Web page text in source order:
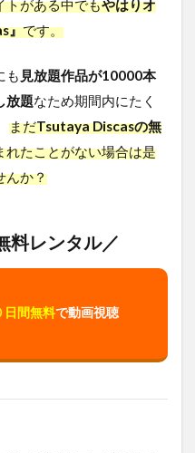
トがある中でもやはりオ
』です。
も 見放題作品が10000本
放題なため期間内にたく
まだTsutaya Discasの無
れたことがない場合は是
んか？
料レンタル／
日間無料で動画視聴